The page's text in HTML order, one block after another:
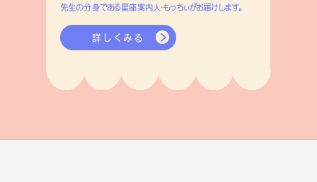
先生の分身である星座案内人・もっちぃがお届けします。
詳しくみる